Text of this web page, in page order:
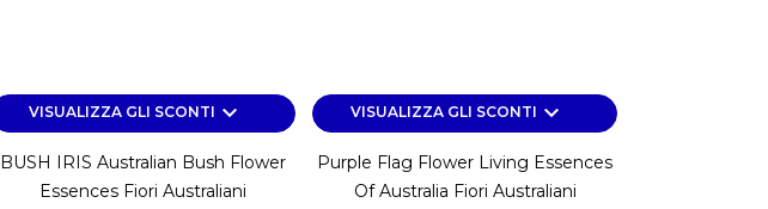
VISUALIZZA GLI SCONTI keyboard_arrow_down
BUSH IRIS Australian Bush Flower
Essences Fiori Australiani
VISUALIZZA GLI SCONTI keyboard_arrow_down
Purple Flag Flower Living Essences
Of Australia Fiori Australiani